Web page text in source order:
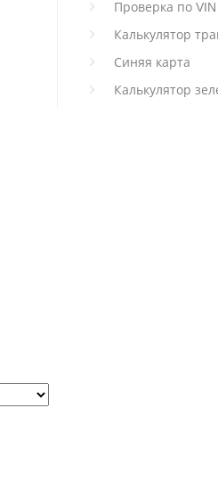
Проверка по VIN
Синяя карта